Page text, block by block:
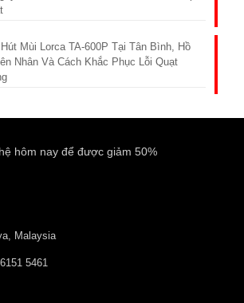
Mùi Lorca TA-600P Tại Tân Bình, Hồ
Nhân Và Cách Khắc Phục Lỗi Quạt
hôm nay để được giảm 50%
Malaysia
5461